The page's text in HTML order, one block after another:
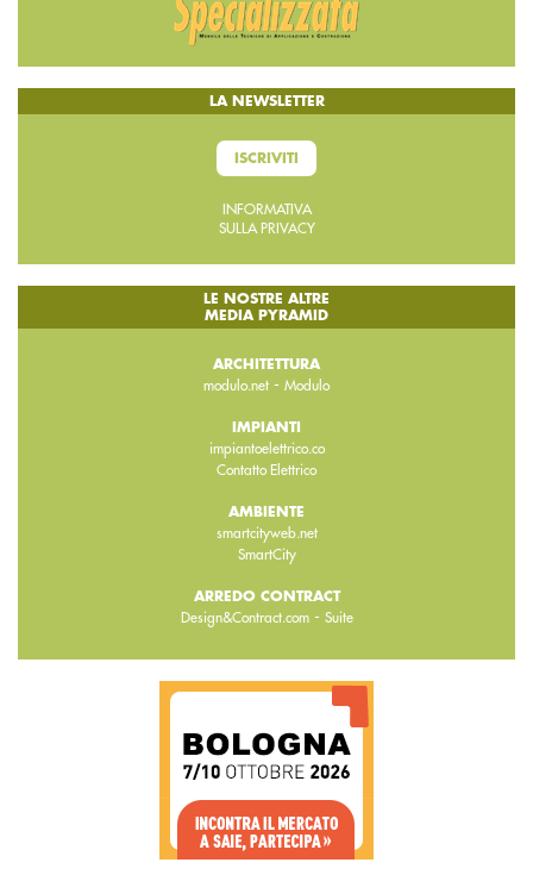
LA NEWSLETTER
ISCRIVITI
INFORMATIVA
SULLA PRIVACY
LE NOSTRE ALTRE
MEDIA PYRAMID
ARCHITETTURA
modulo.net - Modulo
IMPIANTI
impiantoelettrico.co
Contatto Elettrico
AMBIENTE
smartcityweb.net
SmartCity
ARREDO CONTRACT
Design&Contract.com- Suite